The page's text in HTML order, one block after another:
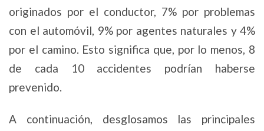
originados por el conductor, 7% por problemas
con el automóvil, 9% por agentes naturales y 4%
por el camino. Esto significa que, por lo menos, 8
de cada 10 accidentes podrían haberse
prevenido.
A continuación, desglosamos las principales